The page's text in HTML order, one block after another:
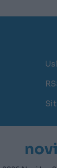
novi